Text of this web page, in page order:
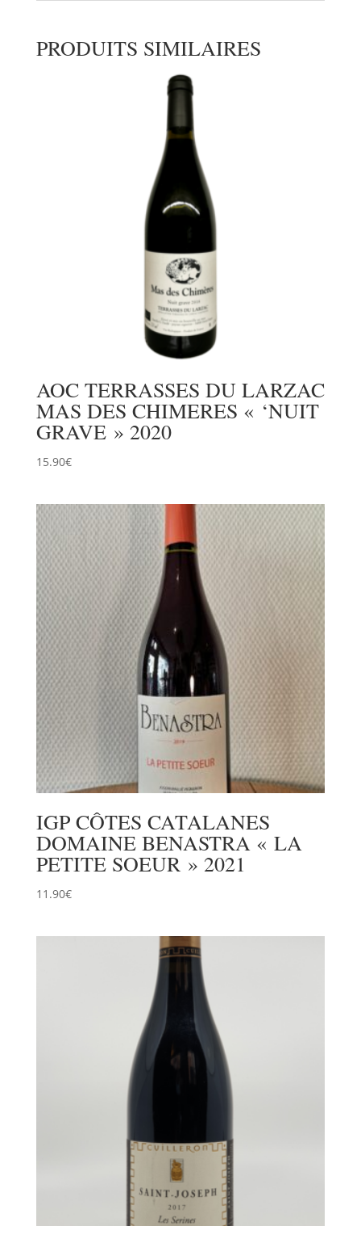
PRODUITS SIMILAIRES
AOC TERRASSES DU LARZAC
MAS DES CHIMERES « ‘NUIT
GRAVE » 2020
15.90€
IGP CÔTES CATALANES
DOMAINE BENASTRA « LA
PETITE SOEUR » 2021
11.90€